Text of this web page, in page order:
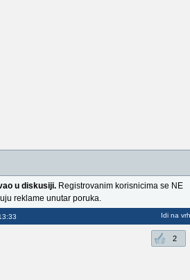
u diskusiji.Registrovanim korisnicima se NE
reklame unutar poruka.
Idi na vrh
2